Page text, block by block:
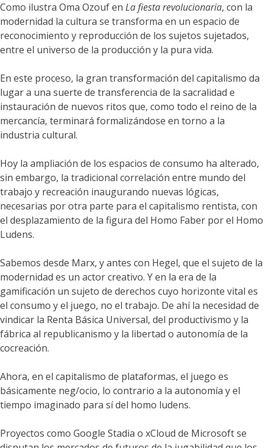
Como ilustra Oma Ozouf en La fiesta revolucionaria, con la
modernidad la cultura se transforma en un espacio de
reconocimiento y reproducción de los sujetos sujetados,
entre el universo de la producción y la pura vida.
En este proceso, la gran transformación del capitalismo da
lugar a una suerte de transferencia de la sacralidad e
instauración de nuevos ritos que, como todo el reino de la
mercancía, terminará formalizándose en torno a la
industria cultural.
Hoy la ampliación de los espacios de consumo ha alterado,
sin embargo, la tradicional correlación entre mundo del
trabajo y recreación inaugurando nuevas lógicas,
necesarias por otra parte para el capitalismo rentista, con
el desplazamiento de la figura del Homo Faber por el Homo
Ludens.
Sabemos desde Marx, y antes con Hegel, que el sujeto de la
modernidad es un actor creativo. Y en la era de la
gamificación un sujeto de derechos cuyo horizonte vital es
el consumo y el juego, no el trabajo. De ahí la necesidad de
vindicar la Renta Básica Universal, del productivismo y la
fábrica al republicanismo y la libertad o autonomía de la
cocreación.
Ahora, en el capitalismo de plataformas, el juego es
básicamente neg/ocio, lo contrario a la autonomía y el
tiempo imaginado para sí del homo ludens.
Proyectos como Google Stadia o xCloud de Microsoft se